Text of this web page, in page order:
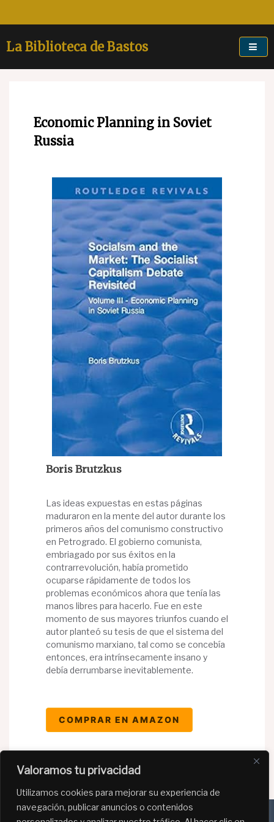
Valoramos tu privacidad
Utilizamos cookies para mejorar su experiencia de
navegación, publicar anuncios o contenidos
La Biblioteca de Bastos
Economic Planning in Soviet
Russia
Boris Brutzkus
Las ideas expuestas en estas páginas
maduraron en la mente del autor durante los
primeros años del comunismo constructivo
en Petrogrado. El gobierno comunista,
embriagado por sus éxitos en la
contrarrevolución, había prometido
ocuparse rápidamente de todos los
problemas económicos ahora que tenía las
manos libres para hacerlo. Fue en este
momento de sus mayores triunfos cuando el
autor planteó su tesis de que el sistema del
comunismo marxiano, tal como se concebía
entonces, era intrínsecamente insano y
debía derrumbarse inevitablemente.
COMPRAR EN AMAZON